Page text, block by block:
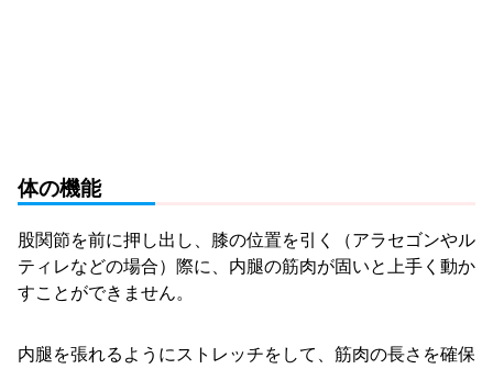
体の機能
股関節を前に押し出し、膝の位置を引く（アラセゴンやル
ティレなどの場合）際に、内腿の筋肉が固いと上手く動か
すことができません。
内腿を張れるようにストレッチをして、筋肉の長さを確保